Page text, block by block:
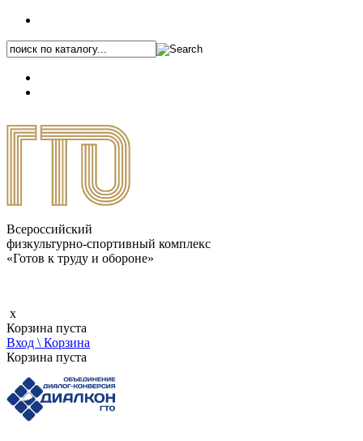
Всероссийский
физкультурно-спортивный комплекс
«Готов к труду и обороне»
x
Корзина пуста
Вход \ Корзина
Корзина пуста